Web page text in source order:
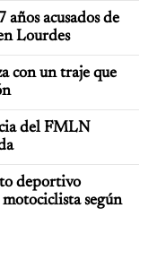
años acusados de
Lourdes
con un traje que
del FMLN
deportivo
según